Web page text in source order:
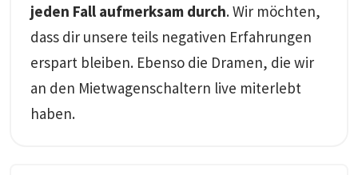
jeden Fall aufmerksam durch. Wir möchten,
dass dir unsere teils negativen Erfahrungen
erspart bleiben. Ebenso die Dramen, die wir
an den Mietwagenschaltern live miterlebt
haben.